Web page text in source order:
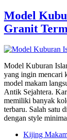
Model
Granit
Model Kuburan
yang ingin mencari
model makam
Antik Sejahtera.
memiliki banyak
terbaru. Salah satu
dengan style
Kijing